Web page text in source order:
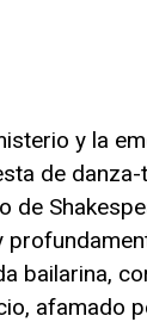
y la
de
de
bailarina,
afamado